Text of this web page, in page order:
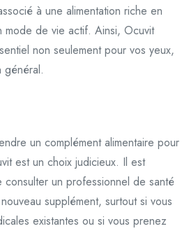
à une alimentation riche en
mode de vie actif. Ainsi, Ocuvit
non seulement pour vos yeux,
général.
un complément alimentaire pour
est un choix judicieux. Il est
consulter un professionnel de santé
supplément, surtout si vous
existantes ou si vous prenez